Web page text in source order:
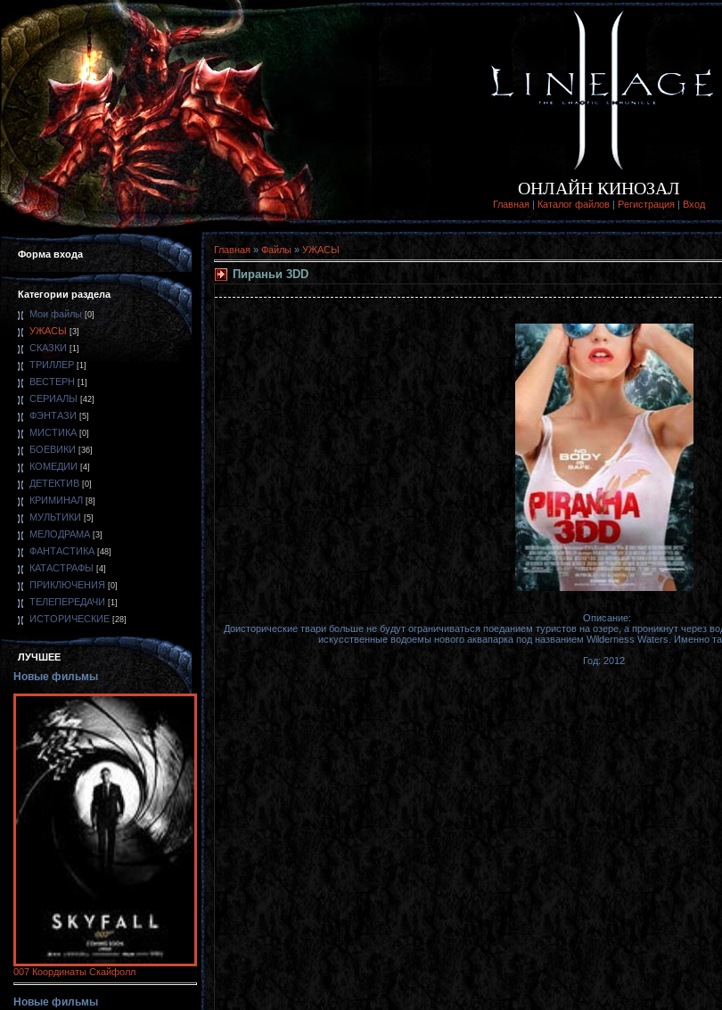
ОНЛАЙН КИНОЗАЛ
Главная | Каталог файлов | Регистрация | Вход
Форма входа
Категории раздела
Мои файлы [0]
УЖАСЫ [3]
СКАЗКИ [1]
ТРИЛЛЕР [1]
ВЕСТЕРН [1]
СЕРИАЛЫ [42]
ФЭНТАЗИ [5]
МИСТИКА [0]
БОЕВИКИ [36]
КОМЕДИИ [4]
ДЕТЕКТИВ [0]
КРИМИНАЛ [8]
МУЛЬТИКИ [5]
МЕЛОДРАМА [3]
ФАНТАСТИКА [48]
КАТАСТРАФЫ [4]
ПРИКЛЮЧЕНИЯ [0]
ТЕЛЕПЕРЕДАЧИ [1]
ИСТОРИЧЕСКИЕ [28]
ЛУЧШЕЕ
Новые фильмы
007 Координаты Скайфолл
Новые фильмы
Главная » Файлы » УЖАСЫ
Пираньи 3DD
Описание:
Доисторические твари больше не будут ограничиваться поеданием туристов на озере, а проникнут через
искусственные водоемы нового аквапарка под названием Wilderness Waters. Именно
Год: 2012